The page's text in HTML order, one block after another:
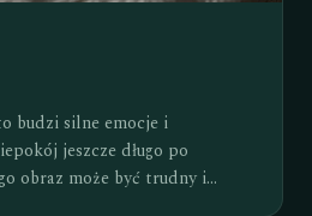
budzi silne emocje i
jeszcze długo po
obraz może być trudny i